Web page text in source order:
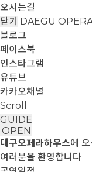
오시는길
닫기 DAEGU
블로그
페이스북
인스타그램
유튜브
카카오채널
Scroll
GUIDE
OPEN
대구오페라하우스에 오
여러분을 환영합니다